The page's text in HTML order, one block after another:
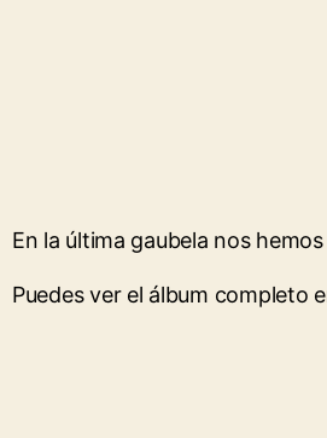
En la última gaubela nos
Puedes ver el álbum completo